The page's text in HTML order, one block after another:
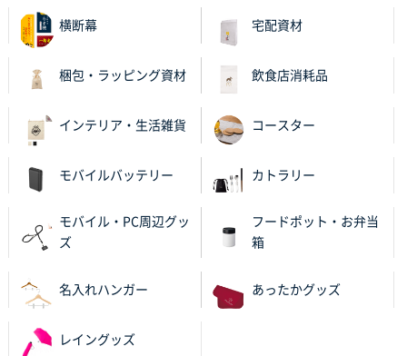
不織布スクエアトート(A4サイズ)
2025年10月28日 17:10
ワンポイントポリ袋 A4サイズ
1000枚
サイトが見やすい
ワンポイントポリ袋 A4サイズ
サイト構成が解りやすかったから
横断幕 宅配資材
梱包・ラッピング資材 飲食店消耗品
インテリア・生活雑貨 コースター
モバイルバッテリー カトラリー
モバイル・PC周辺グッ
ズ
フードポット・お弁当
箱
名入れハンガー あったかグッズ
レイングッズ